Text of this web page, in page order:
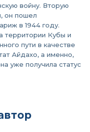
войну. Вторую
он пошел
в 1944 году.
территории Кубы и
пути в качестве
Айдахо, а именно,
уже получила статус